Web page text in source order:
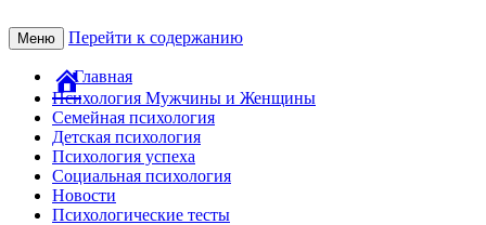
Меню Перейти к содержанию
Главная
Психология Мужчины и Женщины
Семейная психология
Детская психология
Психология успеха
Социальная психология
Новости
Психологические тесты